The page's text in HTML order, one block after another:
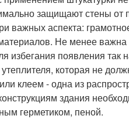
защищают стены от
важных аспекта:
Не менее
избегания появления
которая не
клеем - одна из
здания
герметиком, пеной.